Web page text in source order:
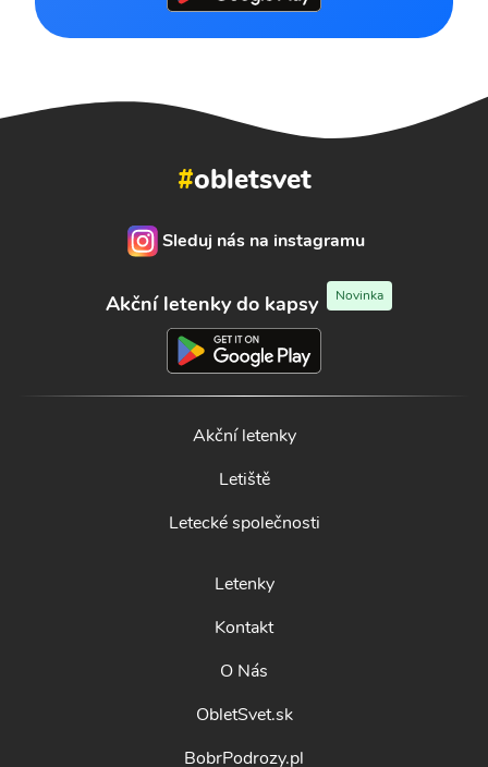
#obletsvet
Sleduj nás na instagramu
Akční letenky do kapsy Novinka
Akční letenky
Letiště
Letecké společnosti
Letenky
Kontakt
O Nás
ObletSvet.sk
BobrPodrozy.pl